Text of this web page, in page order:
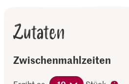
Zutaten
Zwischenmahlzeiten